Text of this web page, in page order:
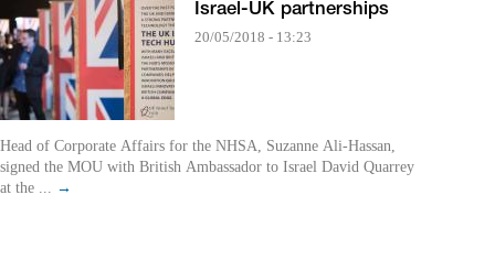
Israel-UK partnerships
20/05/2018 - 13:23
Head of Corporate Affairs for the NHSA, Suzanne Ali-Hassan,
signed the MOU with British Ambassador to Israel David Quarrey
at the ... →